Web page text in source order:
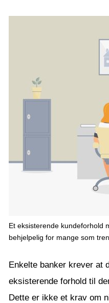
Et eksisterende kundeforhold
behjelpelig for mange som
Enkelte banker krever at
eksisterende forhold til
Dette er ikke et krav om